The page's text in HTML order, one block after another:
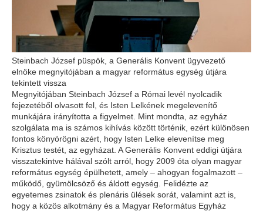
Steinbach József püspök, a Generális Konvent ügyvezető
elnöke megnyitójában a magyar református egység útjára
tekintett vissza
Megnyitójában Steinbach József a Római levél nyolcadik
fejezetéből olvasott fel, és Isten Lelkének megelevenítő
munkájára irányította a figyelmet. Mint mondta, az egyház
szolgálata ma is számos kihívás között történik, ezért különösen
fontos könyörögni azért, hogy Isten Lelke elevenítse meg
Krisztus testét, az egyházat. A Generális Konvent eddigi útjára
visszatekintve hálával szólt arról, hogy 2009 óta olyan magyar
református egység épülhetett, amely – ahogyan fogalmazott –
működő, gyümölcsöző és áldott egység. Felidézte az
egyetemes zsinatok és plenáris ülések sorát, valamint azt is,
hogy a közös alkotmány és a Magyar Református Egyház